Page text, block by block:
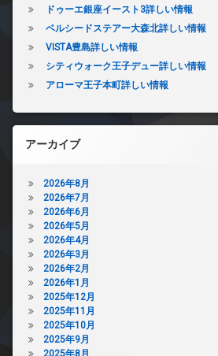
ドゥーエ銀座イースト3詳しい情報
ベルシードステアー大森北詳しい情報
VISTA豊島詳しい情報
シティウォーク王子デュー詳しい情報
アローマ王子本町詳しい情報
アーカイブ
2026年8月
2026年7月
2026年6月
2026年5月
2026年4月
2026年3月
2026年2月
2026年1月
2025年12月
2025年11月
2025年10月
2025年9月
2025年8月